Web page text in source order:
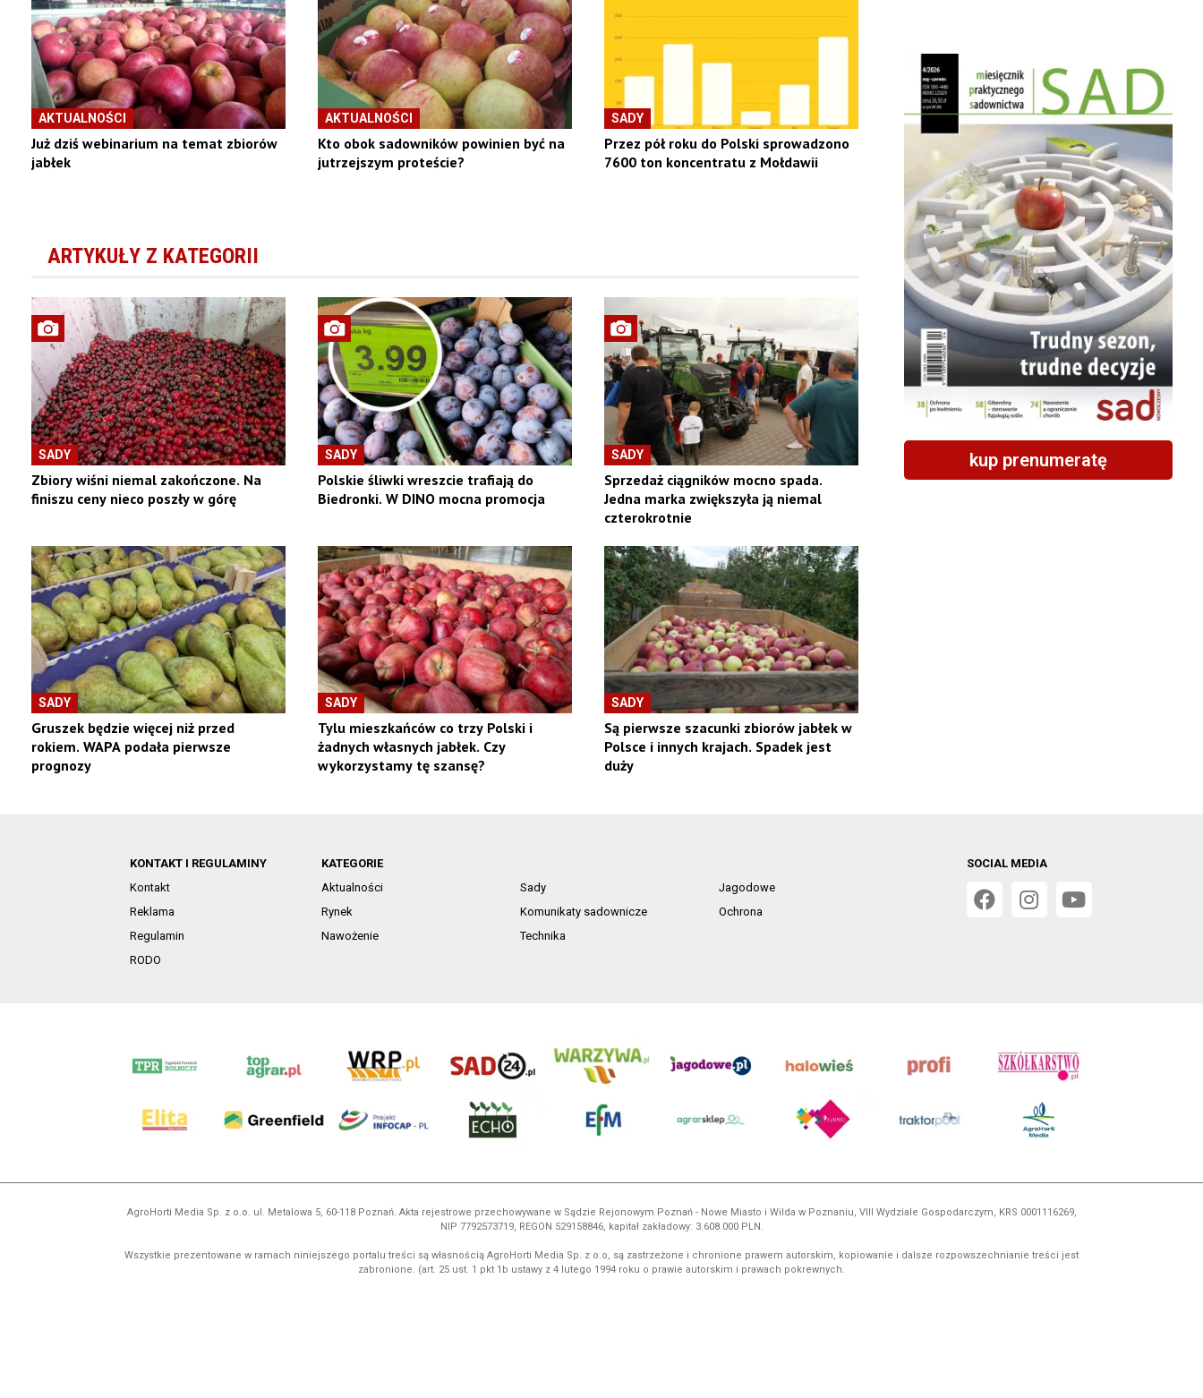
AKTUALNOŚCI
Już dziś webinarium na temat zbiorów
jabłek
AKTUALNOŚCI
Kto obok sadowników powinien być na
jutrzejszym proteście?
SADY
Przez pół roku do Polski sprowadzono
7600 ton koncentratu z Mołdawii
ARTYKUŁY Z KATEGORII
SADY
Zbiory wiśni niemal zakończone. Na
finiszu ceny nieco poszły w górę
SADY
Polskie śliwki wreszcie trafiają do
Biedronki. W DINO mocna promocja
SADY
Sprzedaż ciągników mocno spada.
Jedna marka zwiększyła ją niemal
czterokrotnie
SADY
Gruszek będzie więcej niż przed
rokiem. WAPA podała pierwsze
prognozy
SADY
Tylu mieszkańców co trzy Polski i
żadnych własnych jabłek. Czy
wykorzystamy tę szansę?
SADY
Są pierwsze szacunki zbiorów jabłek w
Polsce i innych krajach. Spadek jest
duży
kup prenumeratę
KONTAKT I REGULAMINY
Kontakt
Reklama
Regulamin
RODO
KATEGORIE
Aktualności
Sady
Jagodowe
Rynek
Komunikaty sadownicze
Ochrona
Nawożenie
Technika
SOCIAL MEDIA
AgroHorti Media Sp. z o.o. ul. Metalowa 5, 60-118 Poznań. Akta rejestrowe przechowywane w Sądzie Rejonowym Poznań - Nowe Miasto i Wilda w Poznaniu, VIII Wydziale Gospodarczym, KRS 0001116269,
NIP 7792573719, REGON 529158846, kapitał zakładowy: 3.608.000 PLN.
Wszystkie prezentowane w ramach niniejszego portalu treści są własnością AgroHorti Media Sp. z o.o, są zastrzeżone i chronione prawem autorskim, kopiowanie i dalsze rozpowszechnianie treści jest
zabronione. (art. 25 ust. 1 pkt 1b ustawy z 4 lutego 1994 roku o prawie autorskim i prawach pokrewnych.